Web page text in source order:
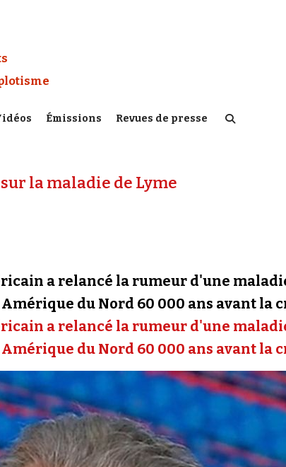
Watch :
Émissions Revues de presse
la maladie de Lyme
a relancé la rumeur d'une
du Nord 60 000 ans avant la
a relancé la rumeur d'une
du Nord 60 000 ans avant la